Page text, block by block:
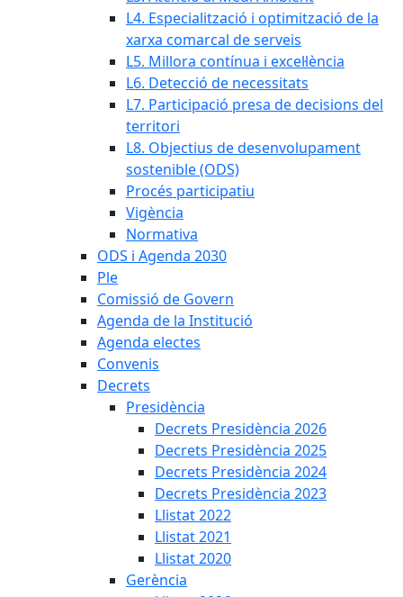
L4. Especialització i optimització de la
xarxa comarcal de serveis
L5. Millora contínua i excel·lència
L6. Detecció de necessitats
L7. Participació presa de decisions del
territori
L8. Objectius de desenvolupament
sostenible (ODS)
Procés participatiu
Vigència
Normativa
ODS i Agenda 2030
Ple
Comissió de Govern
Agenda de la Institució
Agenda electes
Convenis
Decrets
Presidència
Decrets Presidència 2026
Decrets Presidència 2025
Decrets Presidència 2024
Decrets Presidència 2023
Llistat 2022
Llistat 2021
Llistat 2020
Gerència